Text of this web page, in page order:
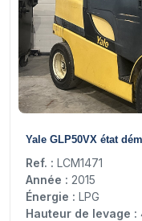
Yale GLP50VX état
Ref. : LCM1471
Année : 2015
Énergie : LPG
Hauteur de levage :